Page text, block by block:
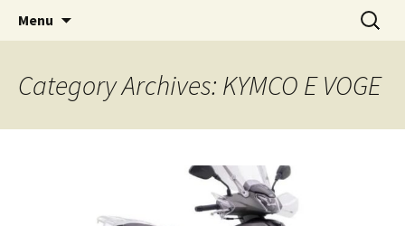
Beppemoto Concessionaria
Aprilia e Moto Guzzi
Menu
Search
for:
Category Archives: KYMCO E VOGE